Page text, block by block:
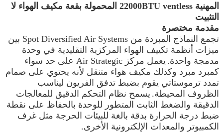
المهنية 22000BTU ventless المحمولة بقعة مكيف الهواء لا
التثبيت
مقدمة مختصرة
تجمع النماذج المبردة من Spot Diversified Air Systems بين
ميزات أنظمة تكييف الهواء المركزية التقليدية في وحدة
مدمجة واحدة.
يعمل مركز Air Strategic على حد سواء
كمبرد مبرد وكذلك مكيف هواء متنقل لأنه يحتوي على صمام
تمدد ترموستاتي يقوم بضبط تدفق الفريون ليناسب
الظروف المحيطة. يسمح نظام التحكم الدقيق للمعالجات
الدقيقة والضغط الثابت المتطور للوحدة بالحفاظ على نقطة
ضبط درجة الحرارة بدقة بالغة للبيئات الحرجة مثل غرف
الكمبيوتر والمعدات الإلكترونية الأخرى.